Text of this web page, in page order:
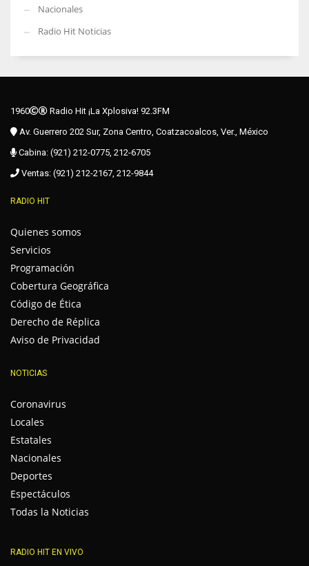
Nacionales
Radio Hit Noticias
1960
Radio Hit ¡La Xplosiva! 92.3FM
Av. Guerrero 202 Sur, Zona Centro, Coatzacoalcos, Ver., México
Cabina: (921) 212-0775, 212-6705
Ventas: (921) 212-2167, 212-9844
RADIO HIT
Quienes somos
Servicios
Programación
Cobertura Geográfica
Código de Ética
Derecho de Réplica
Aviso de Privacidad
NOTICIAS
Coronavirus
Locales
Estatales
Nacionales
Deportes
Espectáculos
Todas la Noticias
RADIO HIT EN VIVO